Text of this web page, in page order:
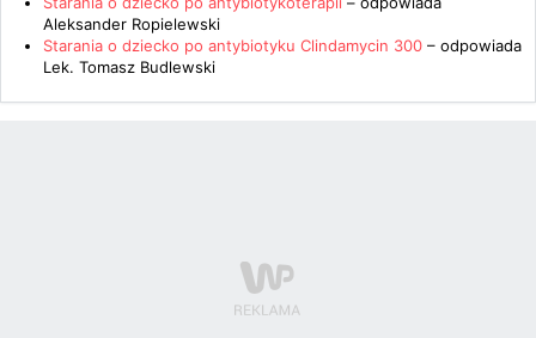
Aleksander Ropielewski
Starania o dziecko po antybiotyku Clindamycin 300 – odpowiada
Lek. Tomasz Budlewski